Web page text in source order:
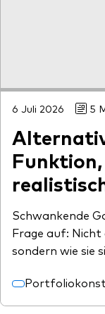
6 Juli 2026 5
Schwankende
Frage auf:
sondern wie sie